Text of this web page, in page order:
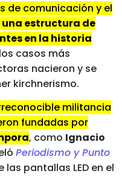
de comunicación y el
una estructura de
en la historia
casos más
nacieron y se
kirchnerismo.
militancia
fundadas por
, como Ignacio
Periodismo y Punto
pantallas LED en el